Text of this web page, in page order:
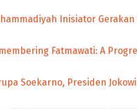
Inisiator
Fatmawati: A
Soekarno, Presiden